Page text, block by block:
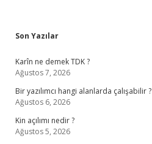
Sidebar
Son Yazılar
Karîn ne demek TDK ?
Ağustos 7, 2026
Bir yazılımcı hangi alanlarda çalışabilir ?
Ağustos 6, 2026
Kin açılımı nedir ?
Ağustos 5, 2026
elexbet yeni adresi